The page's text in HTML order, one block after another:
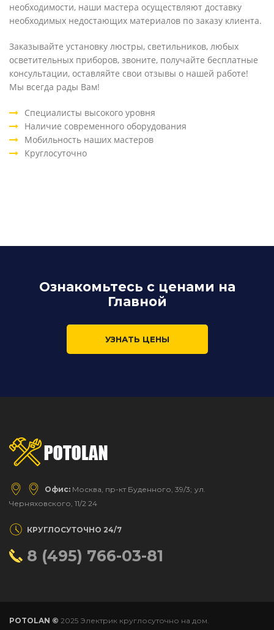
необходимости, наши мастера осуществляют доставку
необходимых недостающих материалов по заказу клиента.
Заказывайте установку люстры, светильников, любых
осветительных приборов, звоните, получайте бесплатные
консультации, оставляйте свои отзывы о нашей работе!
Мы всегда рады Вам!
Специалисты высокого уровня
Наличие современного оборудования
Мобильность наших мастеров
Круглосуточно
Ознакомьтесь с ценами на
Главной
УЗНАТЬ ЦЕНЫ
Офис: Москва, пр-кт Буденного, 39/3; ул.
Черняховского, 11/2 24
КРУГЛОСУТОЧНО 24/7
8 (495) 766-03-81
POTOLAN © 2025 Электрик круглосуточно на дом.